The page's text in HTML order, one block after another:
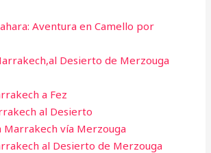
Aventura en Camello por
Desierto de Merzouga
a Fez
al Desierto​
Marrakech vía Merzouga
al Desierto de Merzouga​